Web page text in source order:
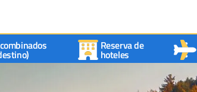
Reserva de
hoteles